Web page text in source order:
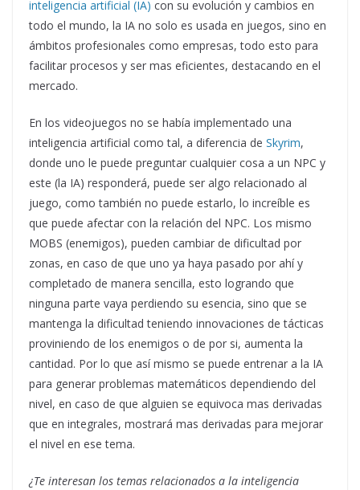
inteligencia artificial (IA) con su evolución y cambios en
todo el mundo, la IA no solo es usada en juegos, sino en
ámbitos profesionales como empresas, todo esto para
facilitar procesos y ser mas eficientes, destacando en el
mercado.
En los videojuegos no se había implementado una
inteligencia artificial como tal, a diferencia de Skyrim,
donde uno le puede preguntar cualquier cosa a un NPC y
este (la IA) responderá, puede ser algo relacionado al
juego, como también no puede estarlo, lo increíble es
que puede afectar con la relación del NPC. Los mismo
MOBS (enemigos), pueden cambiar de dificultad por
zonas, en caso de que uno ya haya pasado por ahí y
completado de manera sencilla, esto logrando que
ninguna parte vaya perdiendo su esencia, sino que se
mantenga la dificultad teniendo innovaciones de tácticas
proviniendo de los enemigos o de por si, aumenta la
cantidad. Por lo que así mismo se puede entrenar a la IA
para generar problemas matemáticos dependiendo del
nivel, en caso de que alguien se equivoca mas derivadas
que en integrales, mostrará mas derivadas para mejorar
el nivel en ese tema.
¿Te interesan los temas relacionados a la inteligencia